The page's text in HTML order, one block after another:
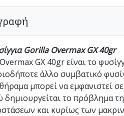
Gorilla Overmax GX 40gr
GX 40gr είναι το
άλλο συμβατικό
μπορεί να εμφανιστεί
δημιουργείται το πρόβλημα
και κυρίως των